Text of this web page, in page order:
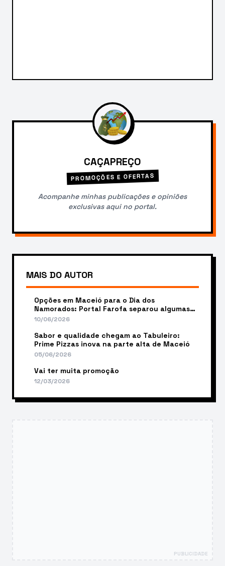
CAÇAPREÇO
PROMOÇÕES E OFERTAS
Acompanhe minhas publicações e opiniões
exclusivas aqui no portal.
MAIS DO AUTOR
Opções em Maceió para o Dia dos
Namorados: Portal Farofa separou algumas
opções para você
10/06/2026
Sabor e qualidade chegam ao Tabuleiro:
Prime Pizzas inova na parte alta de Maceió
05/06/2026
Vai ter muita promoção
12/03/2026
PUBLICIDADE